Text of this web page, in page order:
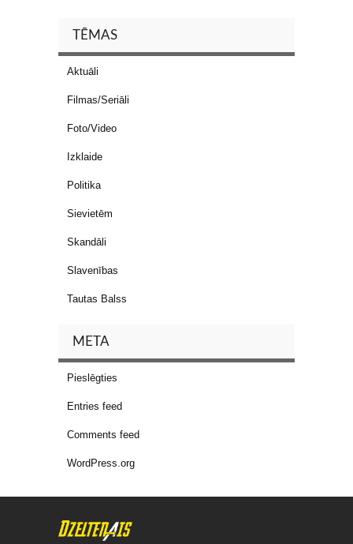
TĒMAS
Aktuāli
Filmas/Seriāli
Foto/Video
Izklaide
Politika
Sievietēm
Skandāli
Slavenības
Tautas Balss
META
Pieslēgties
Entries feed
Comments feed
WordPress.org